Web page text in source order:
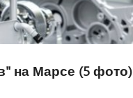
на Марсе (5 фото)